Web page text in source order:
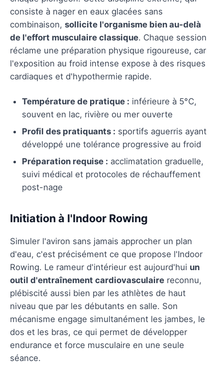
consiste à nager en eaux glacées sans
combinaison, sollicite l'organisme bien au-delà
de l'effort musculaire classique. Chaque session
réclame une préparation physique rigoureuse, car
l'exposition au froid intense expose à des risques
cardiaques et d'hypothermie rapide.
Température de pratique : inférieure à 5°C,
souvent en lac, rivière ou mer ouverte
Profil des pratiquants : sportifs aguerris ayant
développé une tolérance progressive au froid
Préparation requise : acclimatation graduelle,
suivi médical et protocoles de réchauffement
post-nage
Initiation à l'Indoor Rowing
Simuler l'aviron sans jamais approcher un plan
d'eau, c'est précisément ce que propose l'Indoor
Rowing. Le rameur d'intérieur est aujourd'hui un
outil d'entraînement cardiovasculaire reconnu,
plébiscité aussi bien par les athlètes de haut
niveau que par les débutants en salle. Son
mécanisme engage simultanément les jambes, le
dos et les bras, ce qui permet de développer
endurance et force musculaire en une seule
séance.